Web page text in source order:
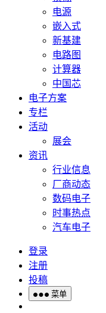
电源
嵌入式
新基建
电路图
计算器
中国芯
电子方案
专栏
活动
展会
资讯
行业信息
厂商动态
数码电子
时事热点
汽车电子
登录
注册
投稿
菜单